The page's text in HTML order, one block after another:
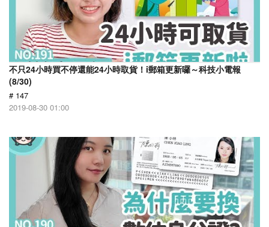
不只24小時買不停還能24小時取貨！i郵箱更新囉～科技小電報
(8/30)
# 147
2019-08-30 01:00